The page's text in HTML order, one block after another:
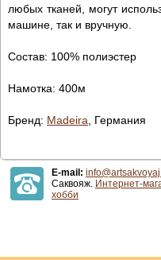
любых тканей, могут
машине, так и вручную.
Состав: 100% полиэстер
Намотка: 400м
Бренд: Madeira , Германия
E-mail:
Саквояж. Интернет-
хобби